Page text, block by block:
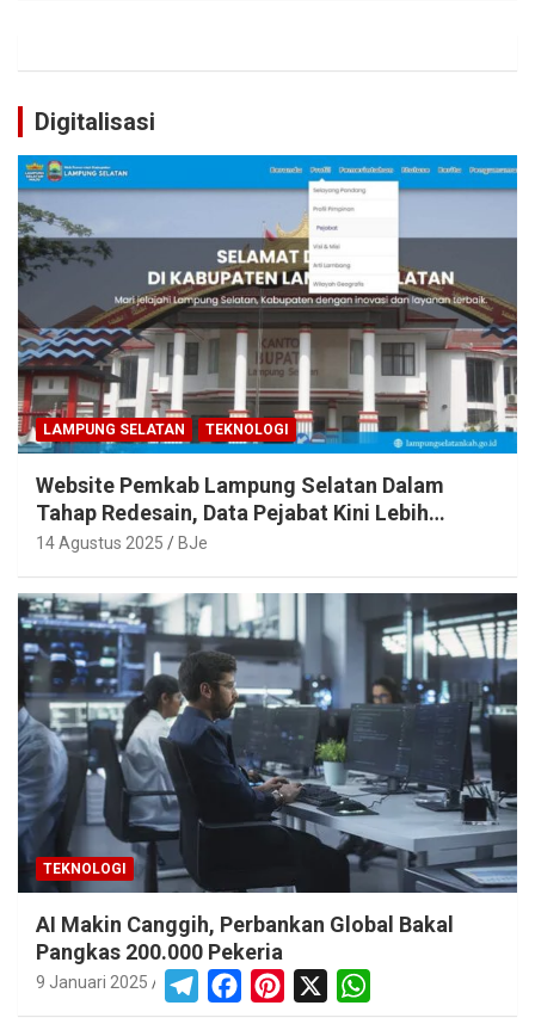
Digitalisasi
LAMPUNG SELATAN TEKNOLOGI
Website Pemkab Lampung Selatan Dalam
Tahap Redesain, Data Pejabat Kini Lebih
Mudah Diakses
14 Agustus 2025 BJe
TEKNOLOGI
AI Makin Canggih, Perbankan Global Bakal
Pangkas 200.000 Pekerja
9 Januari 2025 BJe
T
l
c
P
n
X
a